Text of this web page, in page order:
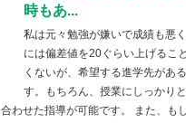
時もあ...
私は元々勉強が嫌いで成績も悪
には偏差値を20ぐらい上げるこ
くないが、希望する進学先があ
す。もちろん、授業にしっかり
合わせた指導が可能です。 また、も